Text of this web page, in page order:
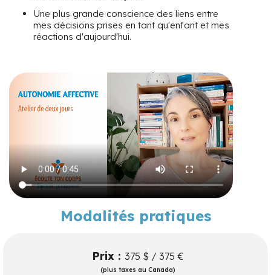
Une plus grande conscience des liens entre
mes décisions prises en tant qu'enfant et mes
réactions d'aujourd'hui.
Modalités pratiques
Prix :375 $ / 375 €
(plus taxes au Canada)